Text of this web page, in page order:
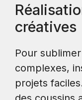
créatives
Pour
complexes,
projets